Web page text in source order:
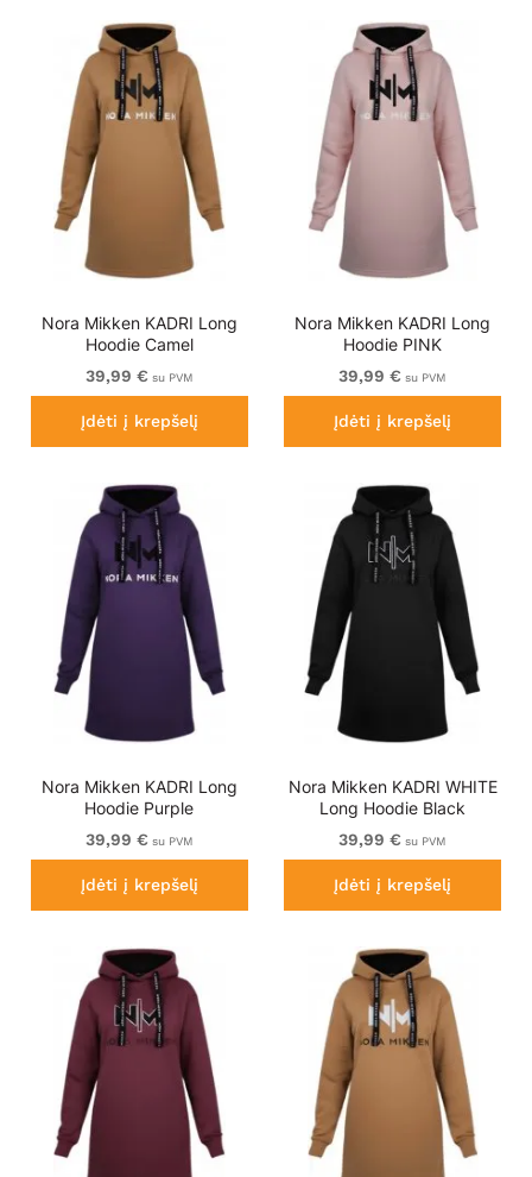
Nora Mikken KADRI Long
Hoodie Camel
39,99 € su PVM
Įdėti į krepšelį
Nora Mikken KADRI Long
Hoodie PINK
39,99 € su PVM
Įdėti į krepšelį
Nora Mikken KADRI Long
Hoodie Purple
39,99 € su PVM
Įdėti į krepšelį
Nora Mikken KADRI WHITE
Long Hoodie Black
39,99 € su PVM
Įdėti į krepšelį